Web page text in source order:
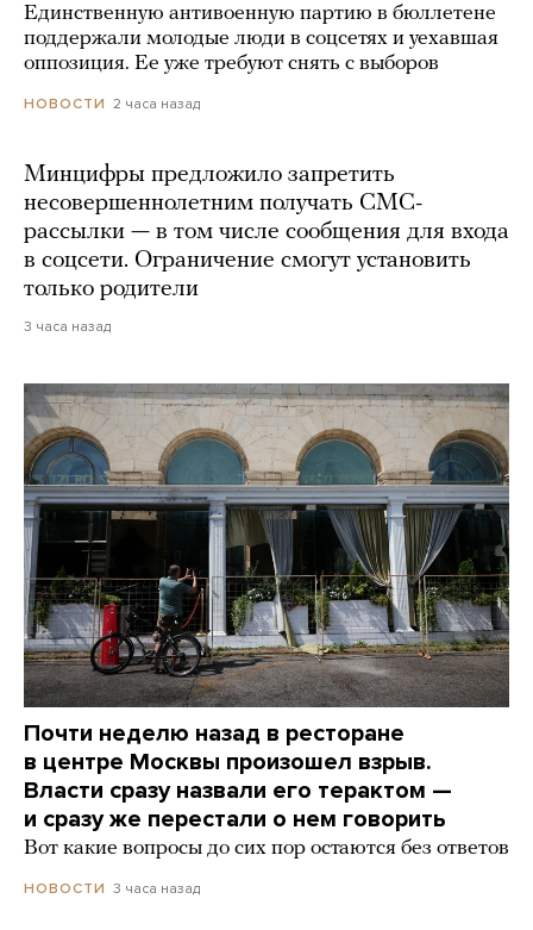
Единственную антивоенную партию в бюллетене
поддержали молодые люди в соцсетях и уехавшая
оппозиция. Ее уже требуют снять с выборов
НОВОСТИ 2 часа назад
Минцифры предложило запретить
несовершеннолетним получать СМС-
рассылки — в том числе сообщения для входа
в соцсети. Ограничение смогут установить
только родители
3 часа назад
Почти неделю назад в ресторане
в центре Москвы произошел взрыв.
Власти сразу назвали его терактом —
и сразу же перестали о нем говорить
Вот какие вопросы до сих пор остаются без ответов
НОВОСТИ 3 часа назад